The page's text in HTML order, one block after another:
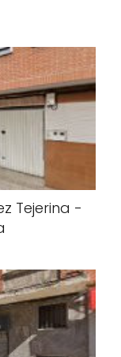
Tejerina -